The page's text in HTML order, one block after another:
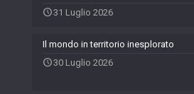
31 Luglio 2026
Il mondo in territorio inesplorato
30 Luglio 2026